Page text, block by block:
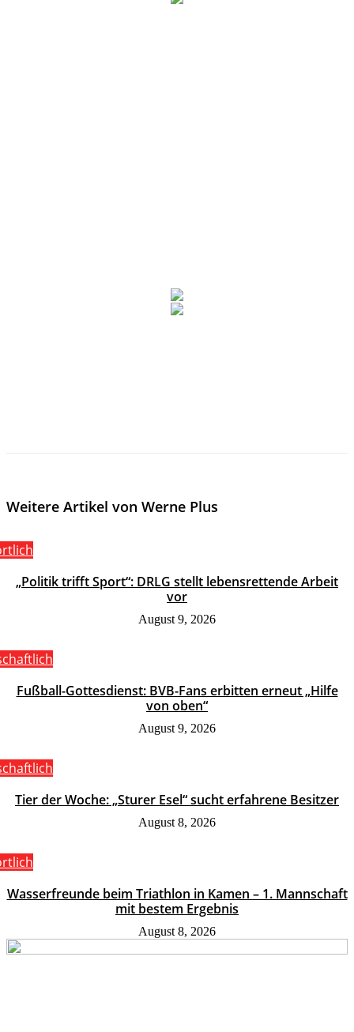
Weitere Artikel von Werne Plus
„Politik trifft Sport“: DRLG stellt lebensrettende Arbeit
vor
August 9, 2026
Fußball-Gottesdienst: BVB-Fans erbitten erneut „Hilfe
von oben“
August 9, 2026
Tier der Woche: „Sturer Esel“ sucht erfahrene Besitzer
August 8, 2026
Wasserfreunde beim Triathlon in Kamen – 1. Mannschaft
mit bestem Ergebnis
August 8, 2026